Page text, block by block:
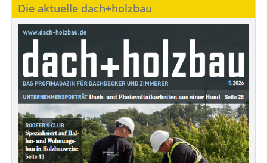
Die aktuelle dach+holzbau